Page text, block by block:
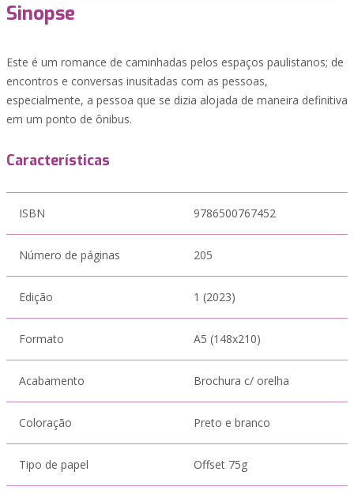
Sinopse
Este é um romance de caminhadas pelos espaços paulistanos; de
encontros e conversas inusitadas com as pessoas,
especialmente, a pessoa que se dizia alojada de maneira definitiva
em um ponto de ônibus.
Características
ISBN 9786500767452
Número de páginas 205
Edição 1 (2023)
Formato A5 (148x210)
Acabamento Brochura c/ orelha
Coloração Preto e branco
Tipo de papel Offset 75g